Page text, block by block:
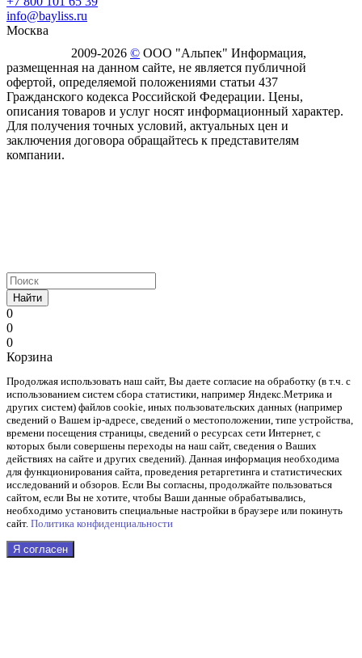
info@bayliss.ru
Москва
2009-2026 © ООО "Альпек" Информация,
размещенная на данном сайте, не является публичной
офертой, определяемой положениями статьи 437
Гражданского кодекса Российской Федерации. Цены,
описания товаров и услуг носят информационный характер.
Для получения точных условий, актуальных цен и
заключения договора обращайтесь к представителям
компании.
Найти
0
0
0
Корзина
Продолжая использовать наш cайт, Вы даете согласие на обработку (в т.ч. с
использованием систем сбора статистики, например Яндекс.Метрика и
других систем) файлов cookie, иных пользовательских данных (например
сведений о Вашем ip-адресе, сведений о местоположении, типе устройства,
времени посещения страницы, сведений о ресурсах сети Интернет, с
которых были совершены переходы на наш сайт, сведения о Ваших
действиях на сайте и других сведений). Данная информация необходима
для функционирования сайта, проведения ретаргетинга и статистических
исследований и обзоров. Если Вы согласны, продолжайте пользоваться
сайтом, если Вы не хотите, чтобы Ваши данные обрабатывались,
необходимо установить специальные настройки в браузере или покинуть
сайт. Политика конфиденциальности
Я согласен